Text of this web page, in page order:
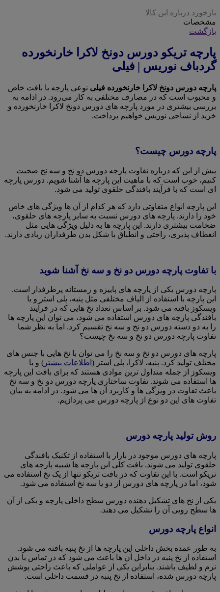
بازخورد درباره این کالا
مشخصات
بازگشت
پارچه تریکو دورس دونخ لاکرا خارنخورده
گردباف نوریس | فیلی
پارچه دورس دونخ لاکرا خارنخورده فیلی نوعی پارچه با بافت خاص
و محبوب است که در مصارف مختلفی به کار می‌رود. در ادامه به
بررسی بیشتری در مورد پارچه های دورس دونخ لاکرا خارنخورده و
خرید از نساجی نوریس خواهیم پرداخت.
پارچه دورس چیست؟
پیش از این که درباره تفاوت پارچه دورس دو نخ و سه نخ صحبت
کنیم، خوب است که با ماهیت این پارچه ها آشنا شویم. دورس پارچه
ای است که با فرآیند بافندگی حلقوی تولید می شود.
این پارچه انواع متفاوتی دارد که هر کدام از آن ها ویژگی های خاص
خود را دارند. پارچه های دورس نسبت به سایر پارچه های حلقوی،
ضخامت بیشتری دارند. این پارچه ها به دلیل ویژگی هایی مثل
انعطاف پذیری، راحتی و انطباق با شکل بدن طرفداران زیادی دارند.
با تفاوت پارچه دورس دو نخ و سه نخ آشنا شوید
پارچه دورس یکی از پارچه های پاییزه و زمستانه پرطرفدار است.
این پارچه با استفاده از الیاف مختلفی مثل پنبه، پلی استر و یا
ویسکوز بافته می شود. بر اساس تعداد نخ هایی که در فرآیند
بافندگی پارچه های دورس استفاده می شود، می توان این پارچه ها
را به دو دسته دورس دو نخ و سه نخ تقسیم کرد. اما به نظر شما
تفاوت پارچه دورس دو نخ و سه نخ چیست؟
پارچه های دورس دو نخ و سه نخ را می توان با نخ هایی با جنس های
مختلف تولید کرد. پنبه، لاکرا، پلی استر ( اطلاعات بیشتر ) و یا
ویسکوز از جمله متداول ترین موادی هستند که برای بافت این پارچه
ها استفاده می شوند. تفاوت ساختاری پارچه دورس دو نخ و سه نخ
باعث تفاوت در ویژگی ها و کاربرد آن ها می شود. در ادامه به بیان
تفاوت های این دو نوع از پارچه دورس می پردازیم.
روش تولید پارچه دورس
پارچه های دورس موجود در بازار با استفاده از تکنیک بافندگی
حلقوی تولید می شوند. بافت کلی این پارچه ها شبیه پارچه های
تریکو است. با این تفاوت که در بافت تریکو تنها از یک نخ استفاده می
شود، اما در پارچه های دورس از دو یا سه نخ استفاده می شود.
یکی از نخ های تشکیل دهنده دورس سطح داخلی پارچه و یکی از آن
ها سطح رویی آن را تشکیل می دهند.
انواع پارچه دورس
به طور عمده بخش داخلی این پارچه ها از نخ پنبه بافته می شود.
استفاده از نخ پنبه در داخل آن ها باعث می شود که در تماس با بدن
نرم و لطیف باشند. بنابراین یکی از عواملی که باعث راحتی پوشش
پارچه دورس شده، استفاده از نخ پنبه در قسمت داخلی است.